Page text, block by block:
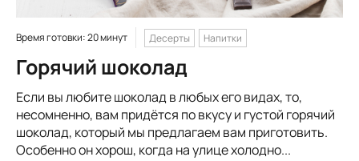
Время готовки: 20 минут Десерты Напитки
Горячий шоколад
Если вы любите шоколад в любых его видах, то,
несомненно, вам придётся по вкусу и густой горячий
шоколад, который мы предлагаем вам приготовить.
Особенно он хорош, когда на улице холодно...